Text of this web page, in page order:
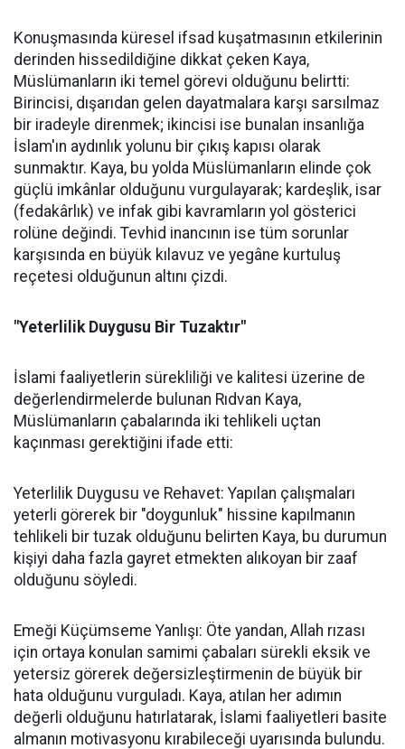
Konuşmasında küresel ifsad kuşatmasının etkilerinin
derinden hissedildiğine dikkat çeken Kaya,
Müslümanların iki temel görevi olduğunu belirtti:
Birincisi, dışarıdan gelen dayatmalara karşı sarsılmaz
bir iradeyle direnmek; ikincisi ise bunalan insanlığa
İslam'ın aydınlık yolunu bir çıkış kapısı olarak
sunmaktır. Kaya, bu yolda Müslümanların elinde çok
güçlü imkânlar olduğunu vurgulayarak; kardeşlik, isar
(fedakârlık) ve infak gibi kavramların yol gösterici
rolüne değindi. Tevhid inancının ise tüm sorunlar
karşısında en büyük kılavuz ve yegâne kurtuluş
reçetesi olduğunun altını çizdi.
"Yeterlilik Duygusu Bir Tuzaktır"
İslami faaliyetlerin sürekliliği ve kalitesi üzerine de
değerlendirmelerde bulunan Rıdvan Kaya,
Müslümanların çabalarında iki tehlikeli uçtan
kaçınması gerektiğini ifade etti:
Yeterlilik Duygusu ve Rehavet: Yapılan çalışmaları
yeterli görerek bir "doygunluk" hissine kapılmanın
tehlikeli bir tuzak olduğunu belirten Kaya, bu durumun
kişiyi daha fazla gayret etmekten alıkoyan bir zaaf
olduğunu söyledi.
Emeği Küçümseme Yanlışı: Öte yandan, Allah rızası
için ortaya konulan samimi çabaları sürekli eksik ve
yetersiz görerek değersizleştirmenin de büyük bir
hata olduğunu vurguladı. Kaya, atılan her adımın
değerli olduğunu hatırlatarak, İslami faaliyetleri basite
almanın motivasyonu kırabileceği uyarısında bulundu.